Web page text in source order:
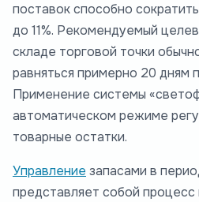
поставок способно
до 11%. Рекомендуемый
складе торговой точки
равняться примерно 20 дням
Применение системы
автоматическом режиме
товарные остатки.
Управление запасами в
представляет собой процесс